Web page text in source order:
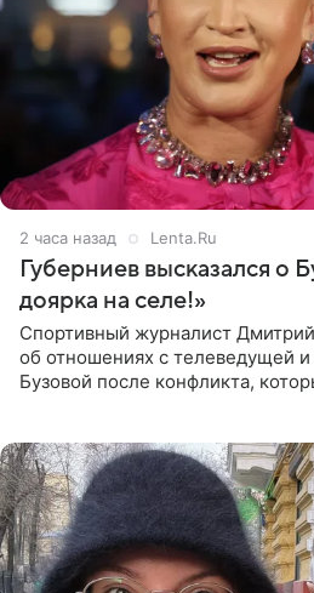
2 часа назад Lenta.Ru
Губерниев высказался о
доярка на селе!»
Спортивный журналист
об отношениях с телеведущей
Бузовой после конфликта,